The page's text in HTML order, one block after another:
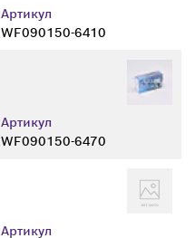
Артикул
WF090150-6410
Артикул
WF090150-6470
Артикул